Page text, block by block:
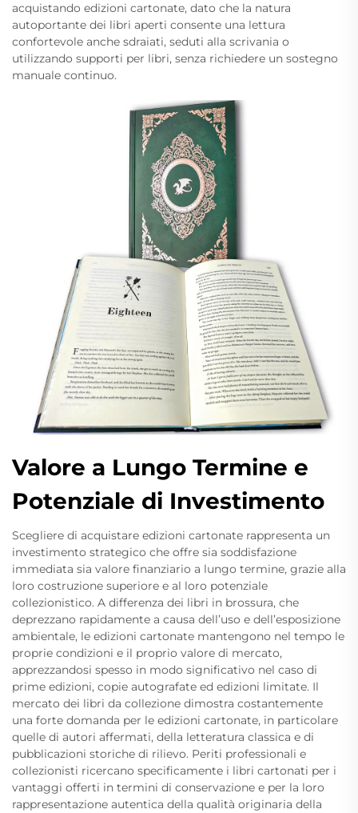
acquistando edizioni cartonate, dato che la natura
autoportante dei libri aperti consente una lettura
confortevole anche sdraiati, seduti alla scrivania o
utilizzando supporti per libri, senza richiedere un sostegno
manuale continuo.
Valore a Lungo Termine e
Potenziale di Investimento
Scegliere di acquistare edizioni cartonate rappresenta un
investimento strategico che offre sia soddisfazione
immediata sia valore finanziario a lungo termine, grazie alla
loro costruzione superiore e al loro potenziale
collezionistico. A differenza dei libri in brossura, che
deprezzano rapidamente a causa dell’uso e dell’esposizione
ambientale, le edizioni cartonate mantengono nel tempo le
proprie condizioni e il proprio valore di mercato,
apprezzandosi spesso in modo significativo nel caso di
prime edizioni, copie autografate ed edizioni limitate. Il
mercato dei libri da collezione dimostra costantemente
una forte domanda per le edizioni cartonate, in particolare
quelle di autori affermati, della letteratura classica e di
pubblicazioni storiche di rilievo. Periti professionali e
collezionisti ricercano specificamente i libri cartonati per i
vantaggi offerti in termini di conservazione e per la loro
rappresentazione autentica della qualità originaria della